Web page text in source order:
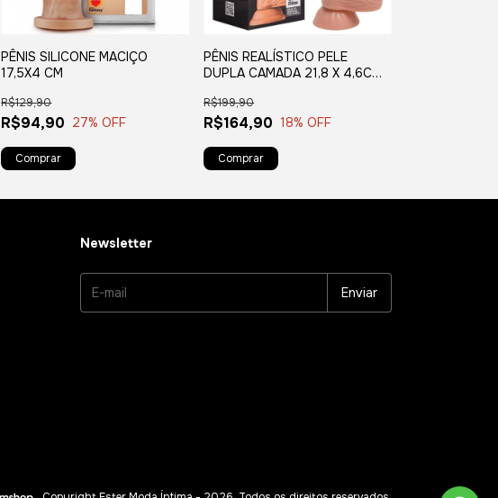
PÊNIS SILICONE MACIÇO
17,5X4 CM
R$94,90
R$129,90
27% OFF
PÊNIS REALÍSTICO PELE
DUPLA CAMADA 21,8 X 4,6Cm-
R$164,90
R$199,90
18% OFF
Newsletter